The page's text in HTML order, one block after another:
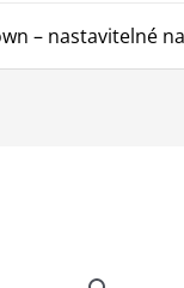
– nastavitelné